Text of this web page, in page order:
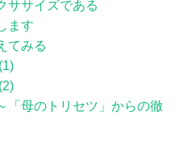
ササイズである
ます
てみる
母のトリセツ」からの徹